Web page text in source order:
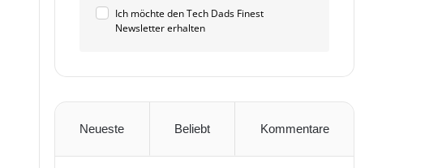
Ich möchte den Tech Dads Finest
Newsletter erhalten
Neueste Beliebt Kommentare